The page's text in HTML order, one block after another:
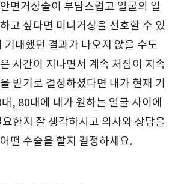
면거상술이 부담스럽고 얼굴의 일
고 싶다면 미니거상을 선호할 수 있
기대했던 결과가 나오지 않을 수도
시간이 지나면서 계속 처짐이 지속
받기로 결정하셨다면 내가 현재 기
, 80대에 내가 원하는 얼굴 사이에
한지 잘 생각하시고 의사와 상담을
떤 수술을 할지 결정하세요.